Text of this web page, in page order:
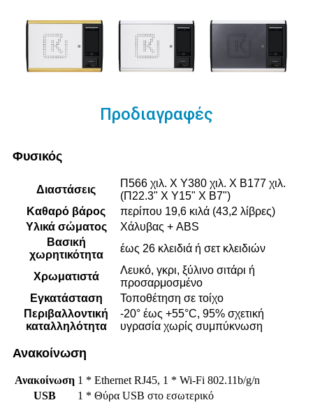
Προδιαγραφές
Φυσικός
Διαστάσεις
Π566 χιλ. X Υ380 χιλ. X Β177 χιλ.
(Π22.3" X Υ15" X Β7")
Καθαρό βάρος
περίπου 19,6 κιλά (43,2 λίβρες)
Υλικά σώματος
Χάλυβας + ABS
Βασική
χωρητικότητα
έως 26 κλειδιά ή σετ κλειδιών
Χρωματιστά
Λευκό, γκρι, ξύλινο σιτάρι ή
προσαρμοσμένο
Εγκατάσταση
Τοποθέτηση σε τοίχο
Περιβαλλοντική
καταλληλότητα
-20° έως +55°C, 95% σχετική
υγρασία χωρίς συμπύκνωση
Ανακοίνωση
Ανακοίνωση 1 * Ethernet RJ45, 1 * Wi-Fi 802.11b/g/n
USB
1 * Θύρα USB στο εσωτερικό